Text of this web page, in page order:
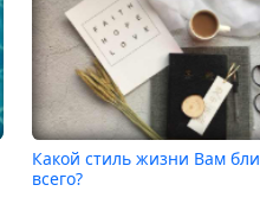
Какой стиль жизни Вам
всего?